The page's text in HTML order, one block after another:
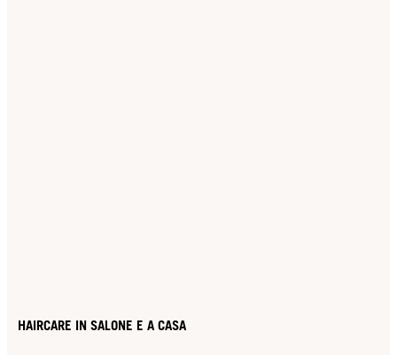
HAIRCARE IN SALONE E A CASA